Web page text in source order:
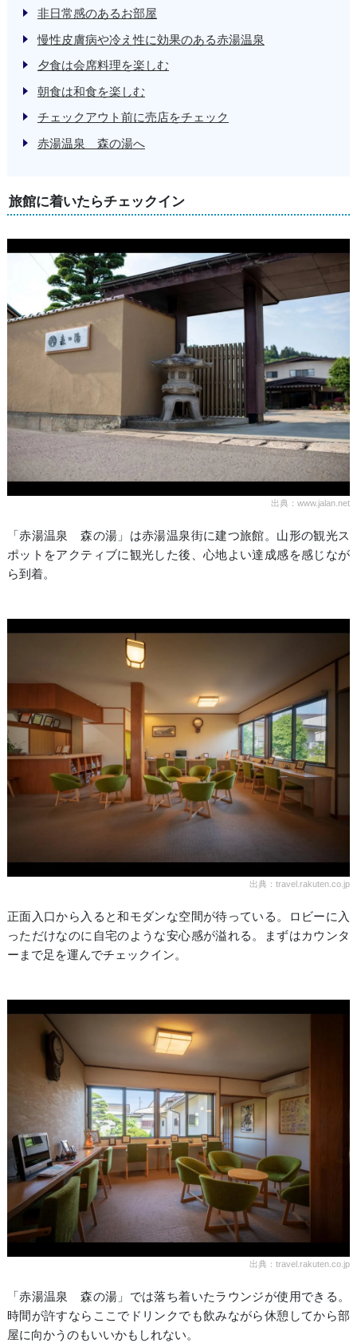
非日常感のあるお部屋
慢性皮膚病や冷え性に効果のある赤湯温泉
夕食は会席料理を楽しむ
朝食は和食を楽しむ
チェックアウト前に売店をチェック
赤湯温泉 森の湯へ
旅館に着いたらチェックイン
出典：www.jalan.net
「赤湯温泉 森の湯」は赤湯温泉街に建つ旅館。山形の観光ス
ポットをアクティブに観光した後、心地よい達成感を感じなが
ら到着。
出典：travel.rakuten.co.jp
正面入口から入ると和モダンな空間が待っている。ロビーに入
っただけなのに自宅のような安心感が溢れる。まずはカウンタ
ーまで足を運んでチェックイン。
出典：travel.rakuten.co.jp
「赤湯温泉 森の湯」では落ち着いたラウンジが使用できる。
時間が許すならここでドリンクでも飲みながら休憩してから部
屋に向かうのもいいかもしれない。